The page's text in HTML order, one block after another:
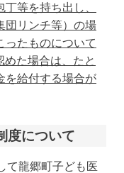
等を持ち出し、
団リンチ等）の場
ったものについて
た場合は、たと
を給付する場合が
度について
て龍郷町子ども医